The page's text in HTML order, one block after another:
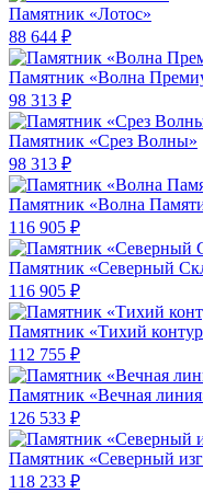
Памятник «Лотос»
88 644 ₽
Памятник «Волна
98 313 ₽
Памятник «Срез Волны»
98 313 ₽
Памятник «Волна
116 905 ₽
Памятник «Северный
116 905 ₽
Памятник «Тихий
112 755 ₽
Памятник «Вечная
126 533 ₽
Памятник «Северный
118 233 ₽